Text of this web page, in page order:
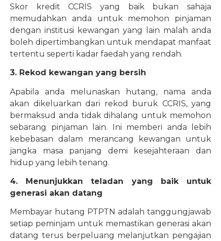
Skor kredit CCRIS yang baik bukan sahaja
memudahkan anda untuk memohon pinjaman
dengan institusi kewangan yang lain malah anda
boleh dipertimbangkan untuk mendapat manfaat
tertentu seperti kadar faedah yang rendah.
3. Rekod kewangan yang bersih
Apabila anda melunaskan hutang, nama anda
akan dikeluarkan dari rekod buruk CCRIS, yang
bermaksud anda tidak dihalang untuk memohon
sebarang pinjaman lain. Ini memberi anda lebih
kebebasan dalam merancang kewangan untuk
jangka masa panjang demi kesejahteraan dan
hidup yang lebih tenang.
4. Menunjukkan teladan yang baik untuk
generasi akan datang
Membayar hutang PTPTN adalah tanggungjawab
setiap peminjam untuk memastikan generasi akan
datang terus berpeluang melanjutkan pengajian